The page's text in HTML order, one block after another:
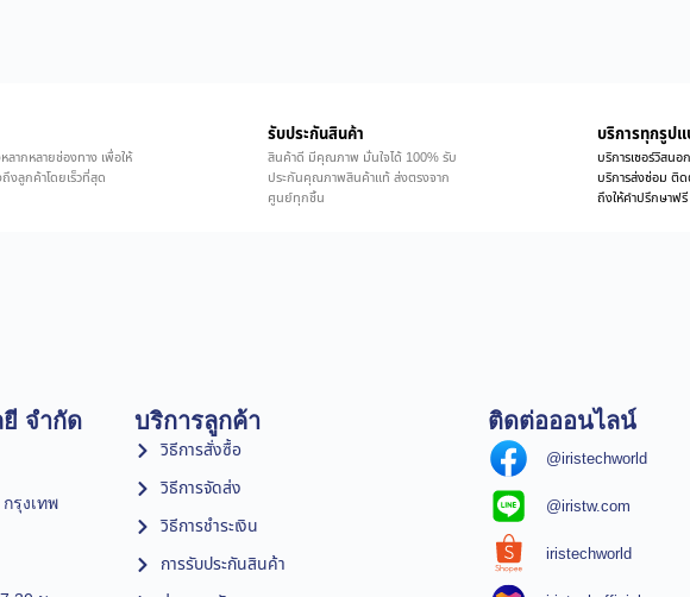
ลากหลายช่องทาง เพื่อให้
งลูกค้าโดยเร็วที่สุด
รับประกันสินค้า
สินค้าดี มีคุณภาพ มั่นใจได้ 100% รับ
ประกันคุณภาพสินค้าแท้ ส่งตรงจาก
ศูนย์ทุกชิ้น
บริการทุกรูป
บริการเซอร์วิสน
บริการส่งซ่อม ติด
ถึงให้คำปรึกษาฟรี
จำกัด
รุงเทพ
บริการลูกค้า
วิธีการสั่งซื้อ
วิธีการจัดส่ง
วิธีการชำระเงิน
การรับประกันสินค้า
ติดต่อออนไลน์
@iristechworld
@iristw.com
iristechworld